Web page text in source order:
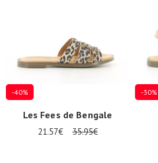
-40%
Les Fees de Bengale
21.57€ 35.95€
-30%